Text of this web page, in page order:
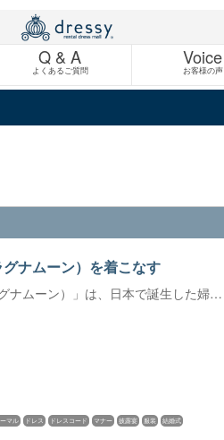
Q & A
よくあるご質問
Voice
お客様の声
ナムーン）を着こなす
ナムーン）」は、日本で誕生した婦…
マル ドレス ドレスコード マナー 披露宴 服装 結婚式